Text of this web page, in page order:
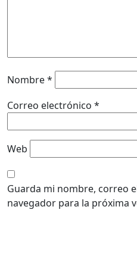
Nombre*
Correo electrónico *
Web
Guarda mi nombre, correo
navegador para la próxima